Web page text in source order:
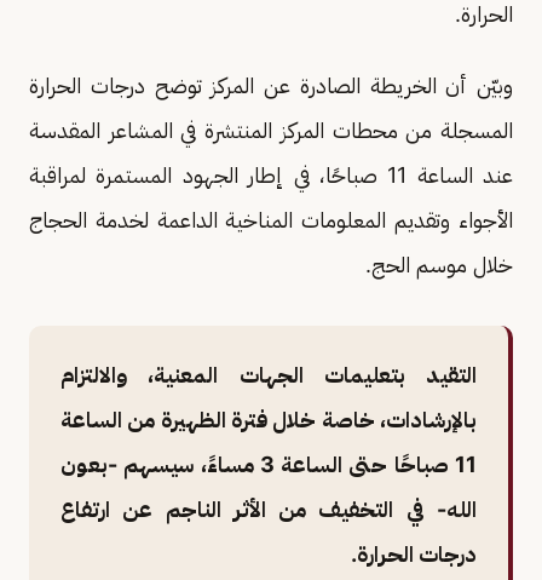
الحرارة.
وبيّن أن الخريطة الصادرة عن المركز توضح درجات الحرارة
المسجلة من محطات المركز المنتشرة في المشاعر المقدسة
عند الساعة 11 صباحًا، في إطار الجهود المستمرة لمراقبة
الأجواء وتقديم المعلومات المناخية الداعمة لخدمة الحجاج
خلال موسم الحج.
التقيد بتعليمات الجهات المعنية، والالتزام
بالإرشادات، خاصة خلال فترة الظهيرة من الساعة
11 صباحًا حتى الساعة 3 مساءً، سيسهم -بعون
الله- في التخفيف من الأثر الناجم عن ارتفاع
درجات الحرارة.